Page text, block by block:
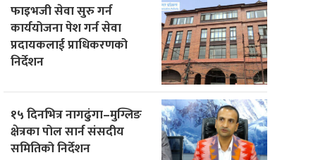
फाइभजी सेवा सुरु गर्न
कार्ययोजना पेश गर्न सेवा
प्रदायकलाई प्राधिकरणको
निर्देशन
१५ दिनभित्र नागढुंगा–मुग्लिङ
क्षेत्रका पोल सार्न संसदीय
समितिको निर्देशन